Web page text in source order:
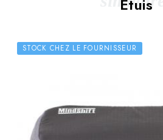
Etuis
STOCK CHEZ LE FOURNISSEUR